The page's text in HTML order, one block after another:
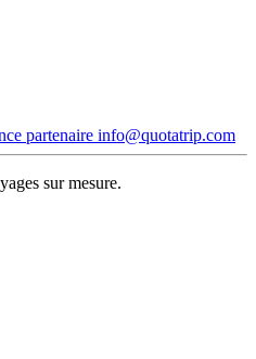
partenaire info@quotatrip.com
sur mesure.